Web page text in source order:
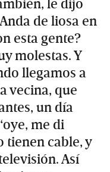
le dijo
de liosa en
esta gente?
molestas. Y
llegamos a
vecina, que
un día
me di
tienen cable, y
Así